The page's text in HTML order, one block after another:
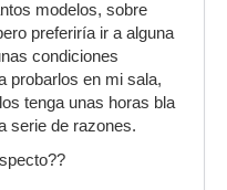
modelos, sobre
preferiría ir a alguna
condiciones
probarlos en mi sala,
tenga unas horas bla
serie de razones.